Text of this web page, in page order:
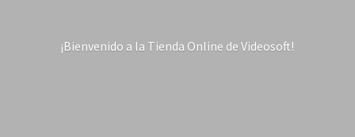
¡Bienvenido a la Tienda Online de Videosoft!